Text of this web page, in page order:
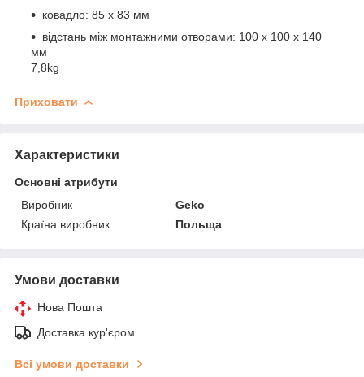
ковадло: 85 х 83 мм
відстань між монтажними отворами: 100 х 100 х 140
мм
7,8kg
Приховати
Характеристики
Основні атрибути
Виробник
Geko
Країна виробник
Польща
Умови доставки
Нова Пошта
Доставка кур'єром
Всі умови доставки